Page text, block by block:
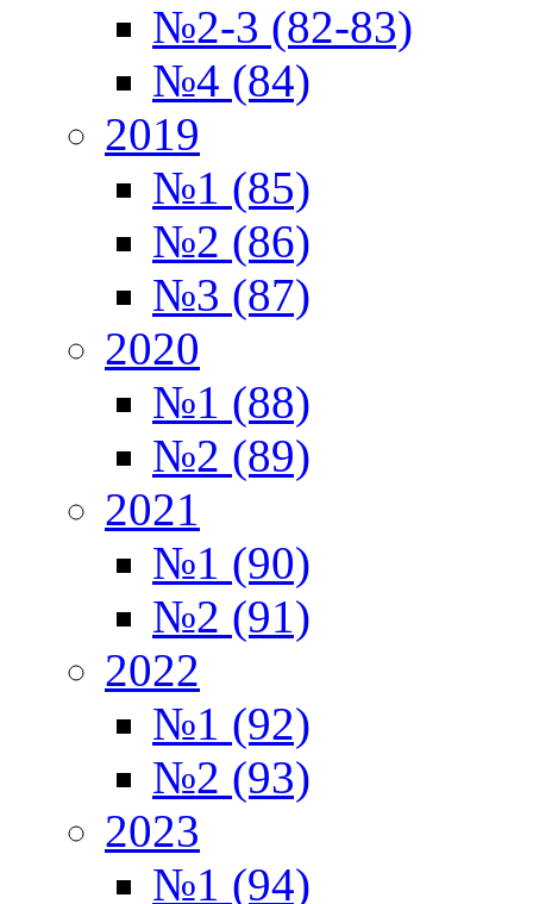
№2-3 (82-83)
№4 (84)
2019
№1 (85)
№2 (86)
№3 (87)
2020
№1 (88)
№2 (89)
2021
№1 (90)
№2 (91)
2022
№1 (92)
№2 (93)
2023
№1 (94)